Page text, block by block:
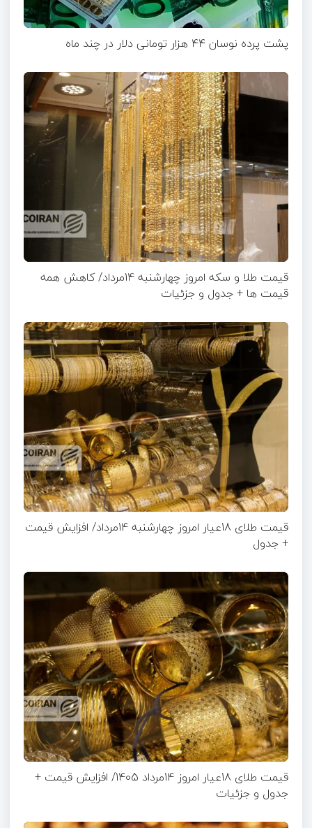
پشت پرده نوسان ۴۴ هزار تومانی دلار در چند ماه
قیمت طلا و سکه امروز چهارشنبه 14مرداد/ کاهش همه
قیمت ها + جدول و جزئیات
قیمت طلای 18عیار امروز چهارشنبه 14مرداد/ افزایش قیمت
+ جدول
قیمت طلای 18عیار امروز 14مرداد 1405/ افزایش قیمت +
جدول و جزئیات